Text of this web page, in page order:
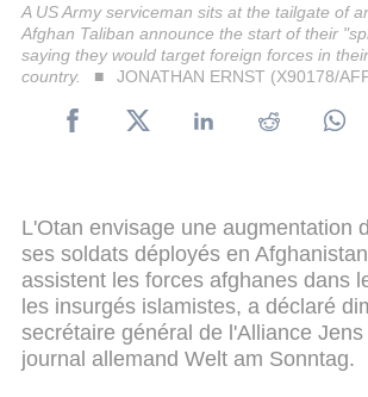
A US Army serviceman sits at the tailgate of
Afghan Taliban announce the start of their
saying they would target foreign forces in their
country.
JONATHAN ERNST (X90178/
L'Otan envisage une augmentation
ses soldats déployés en
assistent les forces afghanes dans
les insurgés islamistes, a déclaré
secrétaire général de l'Alliance
journal allemand Welt am Sonntag.